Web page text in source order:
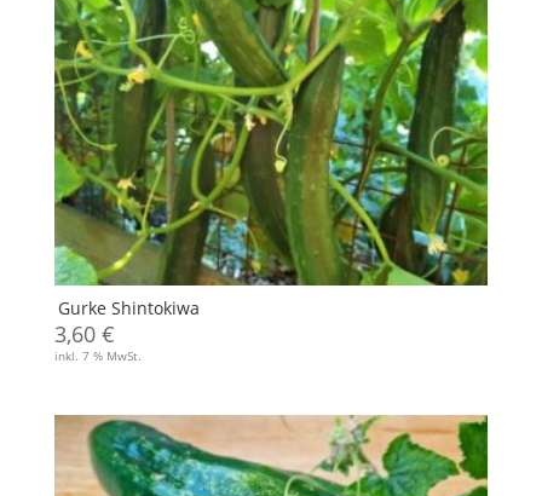
Gurke Shintokiwa
3,60 €
inkl. 7 % MwSt.